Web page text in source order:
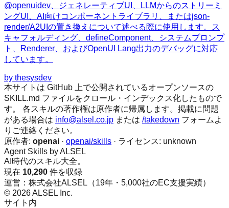
@openuidev、ジェネレーティブUI、LLMからのストリーミ
ングUI、AI向けコンポーネントライブラリ、またはjson-
render/A2UIの置き換えについて述べる際に使用します。ス
キャフォルディング、defineComponent、システムプロンプ
ト、Renderer、およびOpenUI Lang出力のデバッグに対応
しています。
by thesysdev
本サイトは GitHub 上で公開されているオープンソースの
SKILL.md ファイルをクロール・インデックス化したもので
す。 各スキルの著作権は原作者に帰属します。掲載に問題
がある場合は info@alsel.co.jp または /takedown フォームよ
りご連絡ください。
原作者: openai · openai/skills · ライセンス: unknown
Agent Skills by ALSEL
AI時代のスキル大全。
現在 10,290 件を収録
運営：株式会社ALSEL（19年・5,000社のEC支援実績）
© 2026 ALSEL Inc.
サイト内